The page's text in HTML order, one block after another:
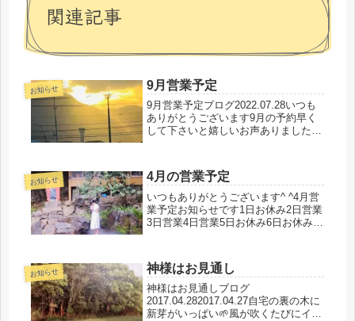
関連記事
お知らせ 9月営業予定
9月営業予定ブログ2022.07.28いつも
ありがとうございます9月の予約早く
して下さいと嬉しいお声ありましたの
業2日営業3日営業4日営業5日営業6日
午後のみ営業7日午前...
お知らせ 4月の営業予定
いつもありがとうございます^ ^4月営
業予定お知らせです1日お休み2日営業
3日営業4日営業5日お休み6日お休み7
15日お休み16日営業17日営業18日営
業19日お休...
お知らせ 神様はお見通し
神様はお見通しブログ
2017.04.282017.04.27自宅の裏の木に
新芽がいっぱい🌱風が吹くたびにイイ